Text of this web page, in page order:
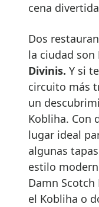
cena
Dos
la ciudad son
Divinis. Y si
circuito más
un
Kobliha. Con
lugar ideal
algunas
estilo
Damn Scotch
el Kobliha o